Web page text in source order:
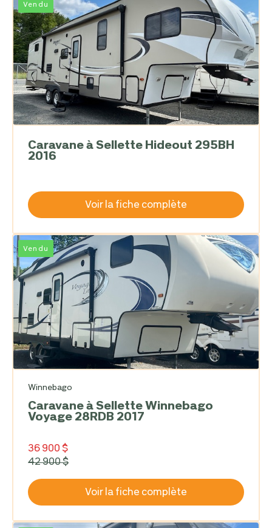
Vendu
Caravane à Sellette Hideout 295BH
2016
Voir la fiche complète
Vendu
Winnebago
Caravane à Sellette Winnebago
Voyage 28RDB 2017
42 900 $
36 900 $
Voir la fiche complète